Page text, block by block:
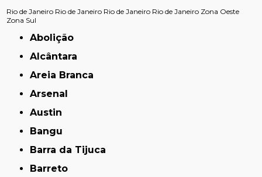
Rio de Janeiro Rio de Janeiro Rio de Janeiro Rio de Janeiro Zona Oeste
Zona Sul
Abolição
Alcântara
Areia Branca
Arsenal
Austin
Bangu
Barra da Tijuca
Barreto